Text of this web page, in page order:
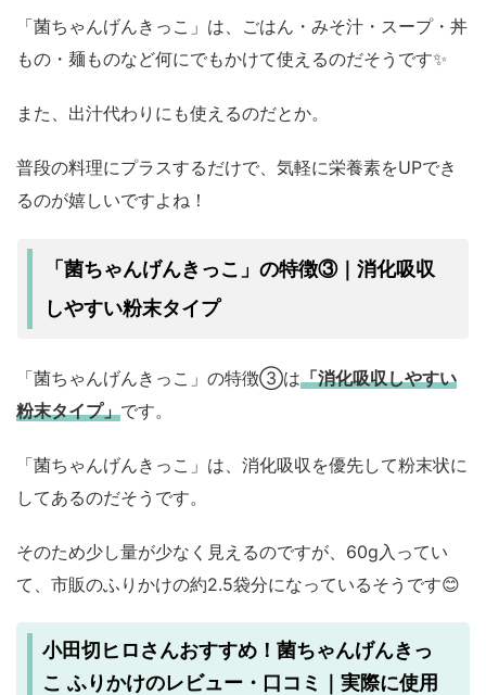
「菌ちゃんげんきっこ」は、ごはん・みそ汁・スープ・丼
もの・麺ものなど何にでもかけて使えるのだそうです✨
また、出汁代わりにも使えるのだとか。
普段の料理にプラスするだけで、気軽に栄養素をUPでき
るのが嬉しいですよね！
「菌ちゃんげんきっこ」の特徴③｜消化吸収
しやすい粉末タイプ
「菌ちゃんげんきっこ」の特徴③は「消化吸収しやすい
粉末タイプ」です。
「菌ちゃんげんきっこ」は、消化吸収を優先して粉末状に
してあるのだそうです。
そのため少し量が少なく見えるのですが、60g入ってい
て、市販のふりかけの約2.5袋分になっているそうです😊
小田切ヒロさんおすすめ！菌ちゃんげんきっ
こ ふりかけのレビュー・口コミ｜実際に使用